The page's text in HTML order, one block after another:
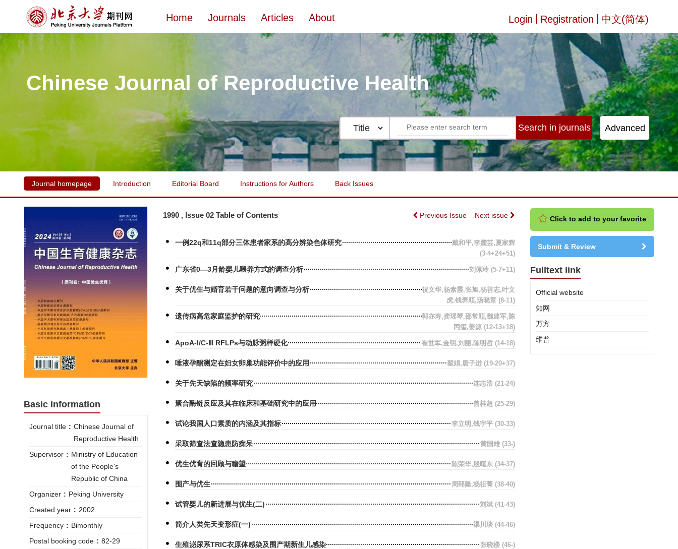
Login Registration 中文(简体)
Home Journals Articles About
Chinese Journal of Reproductive Health
Journal homepage Introduction Editorial Board Instructions for Authors Back Issues
Basic Information
Journal title : Chinese Journal of
Reproductive Health
Supervisor : Ministry of Education
of the People's
Republic of China
Organizer : Peking University
Created year : 2002
Frequency : Bimonthly
Postal booking code : 82-29
1990 , Issue 02 Table of Contents Previous Issue Next issue
一例22q和11q部分三体患者家系的高分辨染色体研究
戴和平,李麓芸,夏家辉
(3-4+24+51)
广东省0—3月龄婴儿喂养方式的调查分析 刘佩玲 (5-7+11)
关于优生与婚育若干问题的意向调查与分析
祝文华,杨素霞,张旭,杨善志,叶文
虎,钱养顺,汤晓章 (8-11)
遗传病高危家庭监护的研究
郭亦寿,龚瑶琴,邵常顺,魏建军,陈
丙玺,姜源 (12-13+18)
ApoA-I/C-Ⅲ RFLPs与动脉粥样硬化 崔世军,金明,刘丽,陈明哲 (14-18)
唾液孕酮测定在妇女卵巢功能评价中的应用 翟娟,唐子进 (19-20+37)
关于先天缺陷的频率研究 连志浩 (21-24)
聚合酶链反应及其在临床和基础研究中的应用 曾桂超 (25-29)
试论我国人口素质的内涵及其指标 李立明,钱宇平 (30-33)
采取筛查法查隐患防痴呆 黄国雄 (33-)
优生优育的回顾与瞻望 陈荣华,殷曙东 (34-37)
围产与优生 周郅隆,杨祖菁 (38-40)
试管婴儿的新进展与优生(二) 刘斌 (41-43)
简介人类先天变形症(一) 渠川琰 (44-46)
生殖泌尿系TRIC衣原体感染及围产期新生儿感染 张晓楼 (46-)
Click to add to your favorite
Submit & Review
Fulltext link
Official website
知网
万方
维普